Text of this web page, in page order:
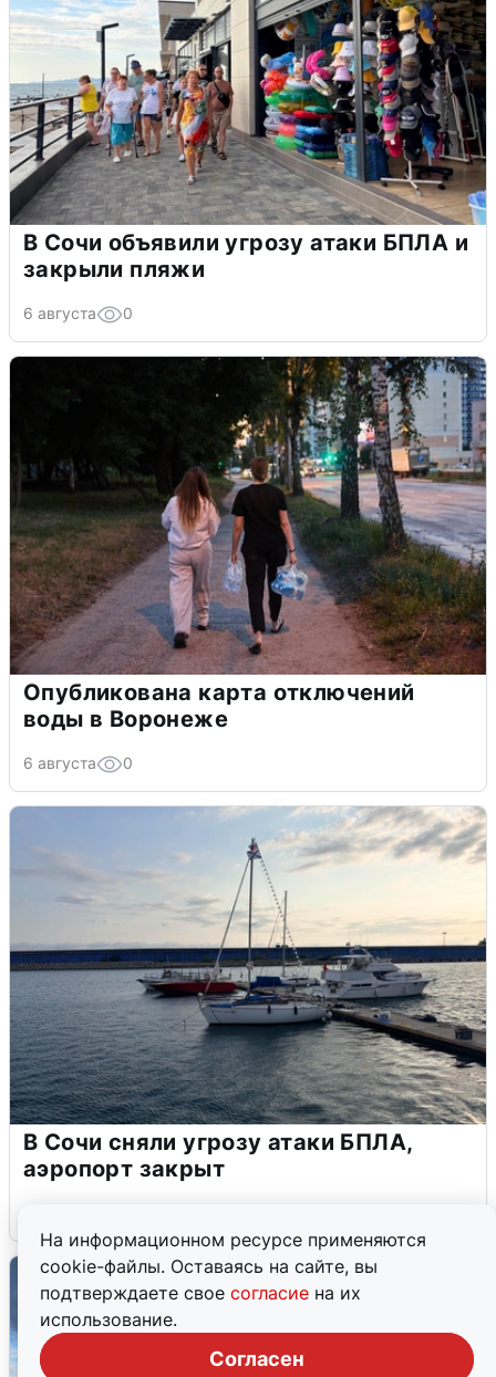
На информационном ресурсе применяются
cookie-файлы. Оставаясь на сайте, вы
подтверждаете свое согласие на их
использование.
Согласен
В Сочи объявили угрозу атаки БПЛА и
закрыли пляжи
6 августа 0
Опубликована карта отключений
воды в Воронеже
6 августа 0
В Сочи сняли угрозу атаки БПЛА,
аэропорт закрыт